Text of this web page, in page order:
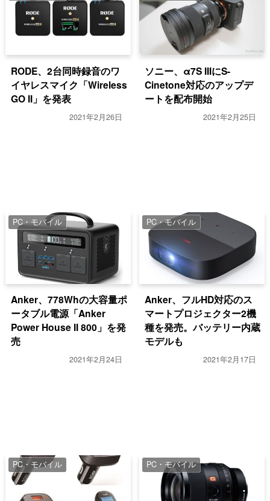
RODE、2台同時録音のワ
イヤレスマイク「Wireless
GO II」を発表
2021年2月26日
ソニー、α7S IIIにS-
Cinetone対応のアップデ
ートを配布開始
2021年2月25日
PC・モバイル
Anker、778Whの大容量ポ
ータブル電源「Anker
Power House II 800」を発
売
2021年2月24日
PC・モバイル
Anker、フルHD対応のス
マートプロジェクター2機
種を発売。バッテリー内蔵
モデルも
2021年2月17日
PC・モバイル PC・モバイル